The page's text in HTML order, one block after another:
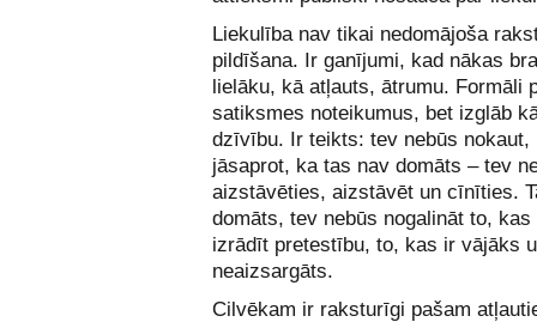
Liekulība nav tikai nedomājoša
pildīšana. Ir ganījumi, kad nākas
lielāku, kā atļauts, ātrumu. Formāli
satiksmes noteikumus, bet izglāb
dzīvību. Ir teikts: tev nebūs nokaut,
jāsaprot, ka tas nav domāts – tev
aizstāvēties, aizstāvēt un cīnīties.
domāts, tev nebūs nogalināt to, kas
izrādīt pretestību, to, kas ir vājāks
neaizsargāts.
Cilvēkam ir raksturīgi pašam